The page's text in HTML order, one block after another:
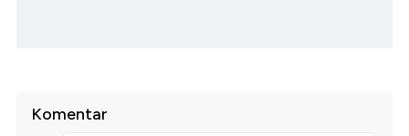
Komentar